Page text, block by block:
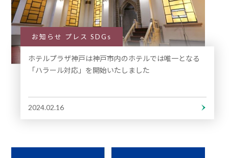
お知らせ プレス SDGs
ホテルプラザ神戸は神戸市内のホテルでは唯一となる
「ハラール対応」を開始いたしました
2024.02.16